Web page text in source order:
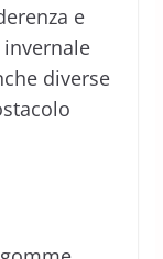
e
diverse